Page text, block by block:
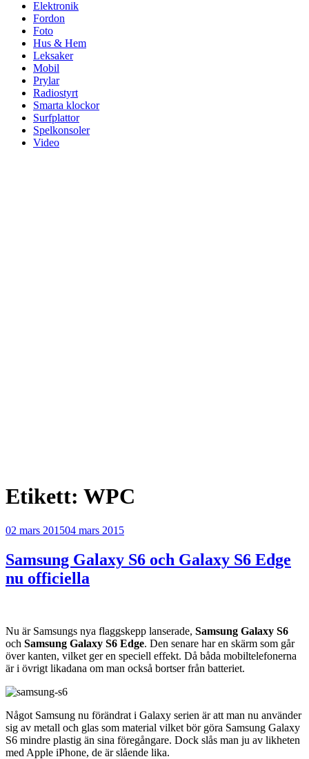
Elektronik
Fordon
Foto
Hus & Hem
Leksaker
Mobil
Prylar
Radiostyrt
Smarta klockor
Surfplattor
Spelkonsoler
Video
Etikett: WPC
Publicerat
02 mars 201504 mars 2015
Samsung Galaxy S6 och Galaxy S6 Edge
nu officiella
Nu är Samsungs nya flaggskepp lanserade, Samsung Galaxy S6
och Samsung Galaxy S6 Edge. Den senare har en skärm som går
över kanten, vilket ger en speciell effekt. Då båda mobiltelefonerna
är i övrigt likadana om man också bortser från batteriet.
Något Samsung nu förändrat i Galaxy serien är att man nu använder
sig av metall och glas som material vilket bör göra Samsung Galaxy
S6 mindre plastig än sina föregångare. Dock slås man ju av likheten
med Apple iPhone, de är slående lika.